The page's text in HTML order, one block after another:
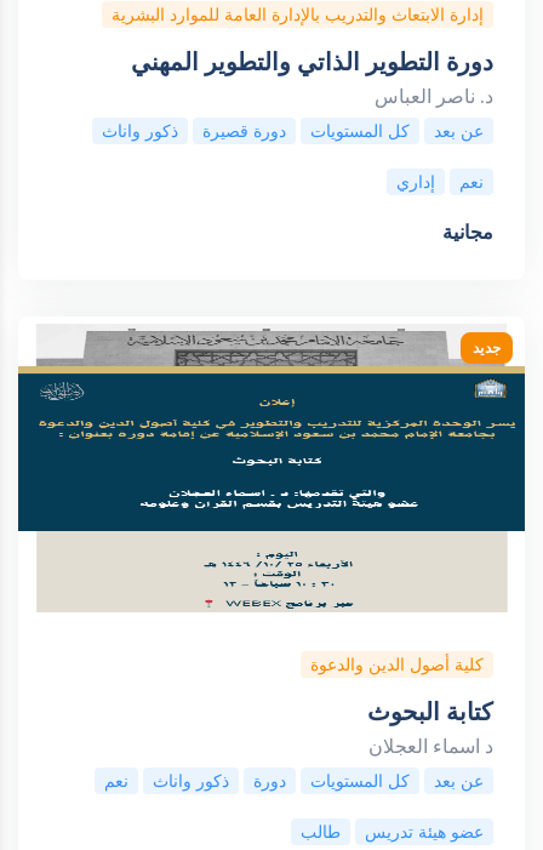
إدارة الابتعاث والتدريب بالإدارة العامة للموارد البشرية
دورة التطوير الذاتي والتطوير المهني
د. ناصر العباس
عن بعد كل المستويات دورة قصيرة ذكور واناث
نعم إداري
مجانية
جديد
كلية أصول الدين والدعوة
كتابة البحوث
د اسماء العجلان
عن بعد كل المستويات دورة ذكور واناث نعم
عضو هيئة تدريس طالب